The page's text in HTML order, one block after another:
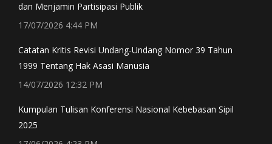
windowwindow
window
dan Menjamin Partisipasi Publik
17/07/2026 4:44 PM
Catatan Kritis Revisi Undang-Undang Nomor 39 Tahun
1999 Tentang Hak Asasi Manusia
14/07/2026 12:32 PM
Kumpulan Tulisan Konferensi Nasional Kebebasan Sipil
2025